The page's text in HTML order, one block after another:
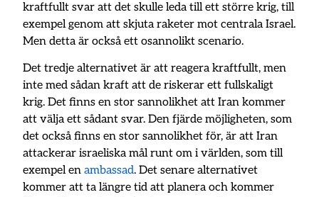
kraftfullt svar att det skulle leda till ett större krig, till
exempel genom att skjuta raketer mot centrala Israel.
Men detta är också ett osannolikt scenario.
Det tredje alternativet är att reagera kraftfullt, men
inte med sådan kraft att de riskerar ett fullskaligt
krig. Det finns en stor sannolikhet att Iran kommer
att välja ett sådant svar. Den fjärde möjligheten, som
det också finns en stor sannolikhet för, är att Iran
attackerar israeliska mål runt om i världen, som till
exempel enambassad. Det senare alternativet
kommer att ta längre tid att planera och kommer